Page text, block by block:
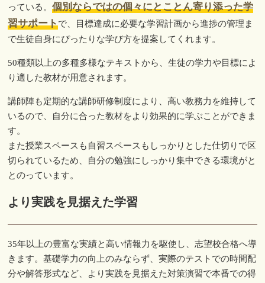
っている。個別ならではの個々にとことん寄り添った学
習サポートで、目標達成に必要な学習計画から進捗の管理ま
で生徒自身にぴったりな学び方を提案してくれます。
50種類以上の多種多様なテキストから、生徒の学力や目標によ
り適した教材が用意されます。
講師陣も定期的な講師研修制度により、高い教務力を維持して
いるので、自分に合った教材をより効果的に学ぶことができま
す。
また授業スペースも自習スペースもしっかりとした仕切りで区
切られているため、自分の勉強にしっかり集中できる環境がと
とのっています。
より実践を見据えた学習
35年以上の豊富な実績と高い情報力を駆使し、志望校合格へ導
きます。基礎学力の向上のみならず、実際のテストでの時間配
分や解答形式など、より実践を見据えた対策演習で本番での得